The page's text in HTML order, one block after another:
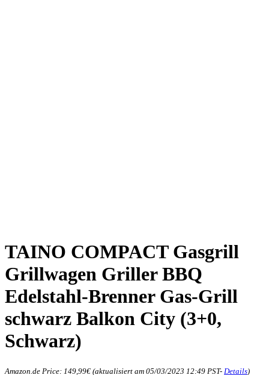
TAINO COMPACT Gasgrill
Grillwagen Griller BBQ
Edelstahl-Brenner Gas-Grill
schwarz Balkon City (3+0,
Schwarz)
Amazon.de Price: 149,99€ (aktualisiert am 05/03/2023 12:49 PST- Details)